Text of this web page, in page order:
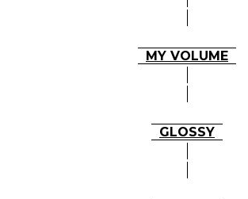
MY VOLUME
GLOSSY